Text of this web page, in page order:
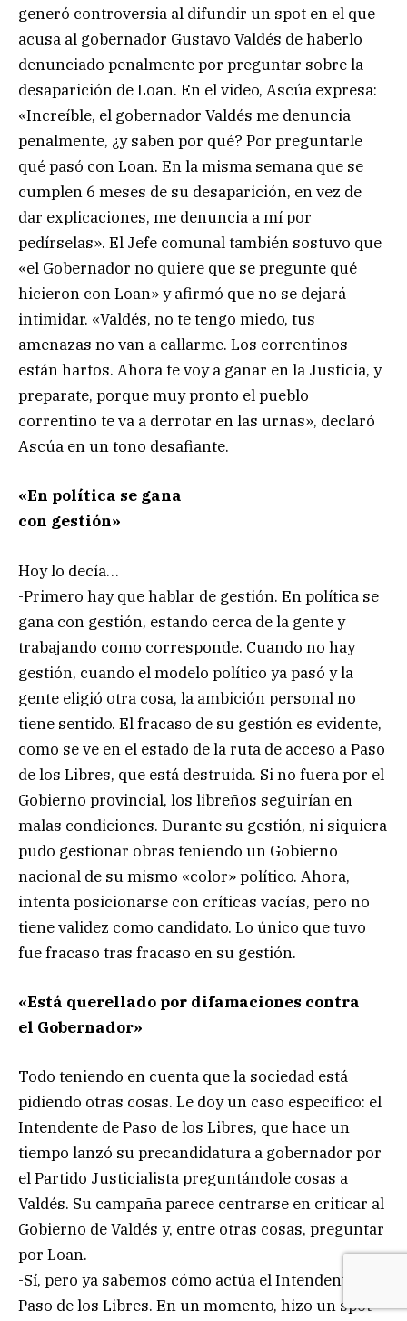
generó controversia al difundir un spot en el que
acusa al gobernador Gustavo Valdés de haberlo
denunciado penalmente por preguntar sobre la
desaparición de Loan. En el video, Ascúa expresa:
«Increíble, el gobernador Valdés me denuncia
penalmente, ¿y saben por qué? Por preguntarle
qué pasó con Loan. En la misma semana que se
cumplen 6 meses de su desaparición, en vez de
dar explicaciones, me denuncia a mí por
pedírselas». El Jefe comunal también sostuvo que
«el Gobernador no quiere que se pregunte qué
hicieron con Loan» y afirmó que no se dejará
intimidar. «Valdés, no te tengo miedo, tus
amenazas no van a callarme. Los correntinos
están hartos. Ahora te voy a ganar en la Justicia, y
preparate, porque muy pronto el pueblo
correntino te va a derrotar en las urnas», declaró
Ascúa en un tono desafiante.
«En política se gana
con gestión»
Hoy lo decía…
-Primero hay que hablar de gestión. En política se
gana con gestión, estando cerca de la gente y
trabajando como corresponde. Cuando no hay
gestión, cuando el modelo político ya pasó y la
gente eligió otra cosa, la ambición personal no
tiene sentido. El fracaso de su gestión es evidente,
como se ve en el estado de la ruta de acceso a Paso
de los Libres, que está destruida. Si no fuera por el
Gobierno provincial, los libreños seguirían en
malas condiciones. Durante su gestión, ni siquiera
pudo gestionar obras teniendo un Gobierno
nacional de su mismo «color» político. Ahora,
intenta posicionarse con críticas vacías, pero no
tiene validez como candidato. Lo único que tuvo
fue fracaso tras fracaso en su gestión.
«Está querellado por difamaciones contra
el Gobernador»
Todo teniendo en cuenta que la sociedad está
pidiendo otras cosas. Le doy un caso específico: el
Intendente de Paso de los Libres, que hace un
tiempo lanzó su precandidatura a gobernador por
el Partido Justicialista preguntándole cosas a
Valdés. Su campaña parece centrarse en criticar al
Gobierno de Valdés y, entre otras cosas, preguntar
por Loan.
-Sí, pero ya sabemos cómo actúa el Intendente de
Paso de los Libres. En un momento, hizo un spot